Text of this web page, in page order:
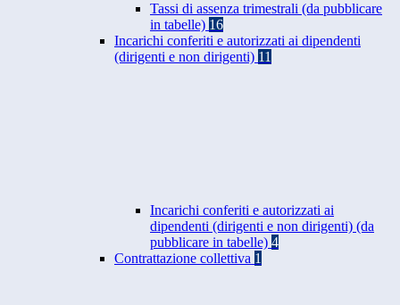
Tassi di assenza trimestrali (da pubblicare
in tabelle) 16
Incarichi conferiti e autorizzati ai dipendenti
(dirigenti e non dirigenti) 11
Incarichi conferiti e autorizzati ai
dipendenti (dirigenti e non dirigenti) (da
pubblicare in tabelle) 4
Contrattazione collettiva 1